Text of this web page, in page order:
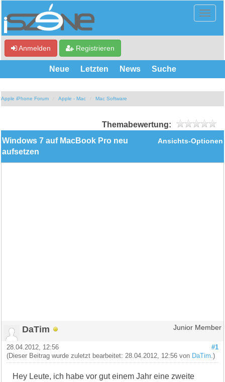
Anmelden Registrieren
Neue Letzten News Suche
Apple iPhone Forum Apple - Mac Mac Software
Themabewertung:
Ansichts-Optionen
Windows 7 auf MacBook Pro neu
aufsetzen
DaTim Junior Member
#1
28.04.2012, 12:56
(Dieser Beitrag wurde zuletzt bearbeitet: 28.04.2012, 12:56 von DaTim .)
Hey Leute, ich habe vor gut einem Jahr eine zweite